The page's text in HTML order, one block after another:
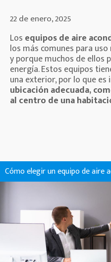
22 de enero, 2025
Los equipos de aire
los más comunes para
y porque muchos de ellos
energía. Estos equipos
una exterior, por lo que
ubicación adecuada,
al centro de una
Cómo elegir un equipo de aire